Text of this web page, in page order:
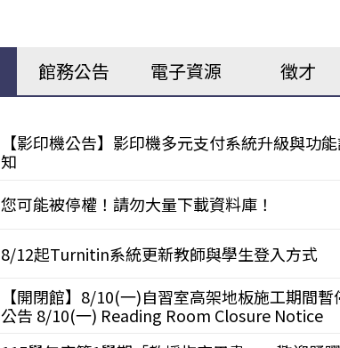
館務公告 電子資源 徵才
【影印機公告】影印機多元支付系統升級與功
知
您可能被停權！請勿大量下載資料庫！
8/12起Turnitin系統更新教師與學生登入方式
【開閉館】8/10(一)自習室高架地板施工期間暫
公告 8/10(一) Reading Room Closure Notice